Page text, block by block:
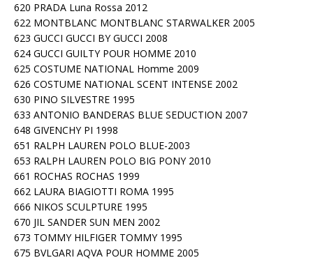
620 PRADA Luna Rossa 2012
622 MONTBLANC MONTBLANC STARWALKER 2005
623 GUCCI GUCCI BY GUCCI 2008
624 GUCCI GUILTY POUR HOMME 2010
625 COSTUME NATIONAL Homme 2009
626 COSTUME NATIONAL SCENT INTENSE 2002
630 PINO SILVESTRE 1995
633 ANTONIO BANDERAS BLUE SEDUCTION 2007
648 GIVENCHY PI 1998
651 RALPH LAUREN POLO BLUE-2003
653 RALPH LAUREN POLO BIG PONY 2010
661 ROCHAS ROCHAS 1999
662 LAURA BIAGIOTTI ROMA 1995
666 NIKOS SCULPTURE 1995
670 JIL SANDER SUN MEN 2002
673 TOMMY HILFIGER TOMMY 1995
675 BVLGARI AQVA POUR HOMME 2005